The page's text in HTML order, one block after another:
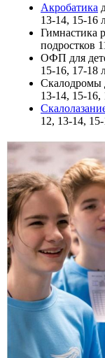
Акробатика
13-14, 15-16
Гимнастика
подростков
ОФП для
15-16, 17-18
Скалодромы
13-14, 15-16,
12, 13-14,